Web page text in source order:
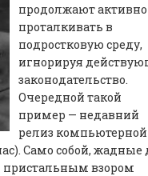
продолжают активно
проталкивать в
подростковую среду,
игнорируя
законодательство.
Очередной такой
пример — недавний
релиз компьютерной
Само собой, жадные
пристальным взором